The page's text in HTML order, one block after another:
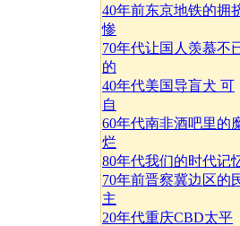
40年前东京地铁的拥
惨
70年代让国人羡慕不
的
40年代美国导盲犬 可
自
60年代南非酒吧里的
烂
80年代我们的时代记
70年前晋察冀边区的
主
20年代重庆CBD太平